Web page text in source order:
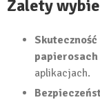
Zalety
papierosach
aplikacjach.